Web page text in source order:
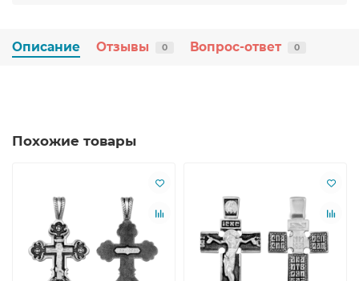
Описание Отзывы 0 Вопрос-ответ 0
Похожие товары